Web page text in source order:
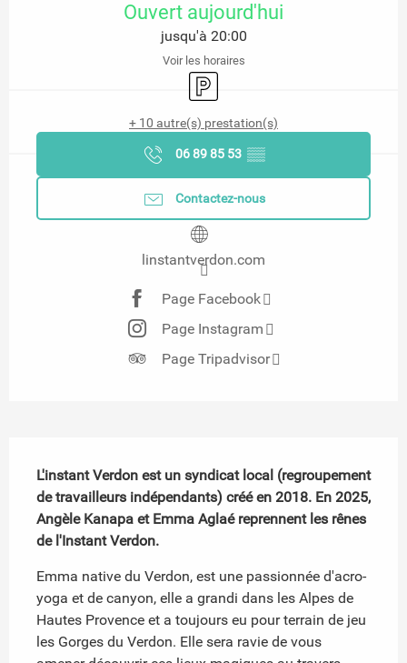
Ouvert aujourd'hui
jusqu'à 20:00
Voir les horaires
Parking
+ 10 autre(s) prestation(s)
06 89 85 53 ▒▒
Contactez-nous
linstantverdon.com
Page Facebook
Page Instagram
Page Tripadvisor
L'instant Verdon est un syndicat local (regroupement
de travailleurs indépendants) créé en 2018. En 2025,
Angèle Kanapa et Emma Aglaé reprennent les rênes
de l'Instant Verdon.
Emma native du Verdon, est une passionnée d'acro-
yoga et de canyon, elle a grandi dans les Alpes de
Hautes Provence et a toujours eu pour terrain de jeu
les Gorges du Verdon. Elle sera ravie de vous